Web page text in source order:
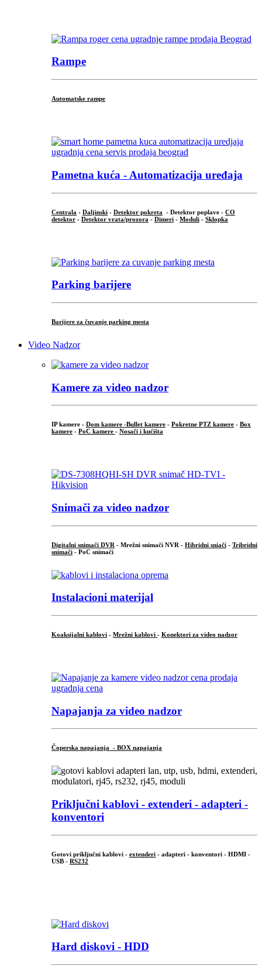
Rampe
Automatske rampe
Pametna kuća - Automatizacija uređaja
Centrala - Daljinski - Detektor pokreta - Detektor poplave - CO
detektor - Detektor vrata/prozora - Dimeri - Moduli - Sklopka
Parking barijere
Barijere za čuvanje parking mesta
Video Nadzor
Kamere za video nadzor
IP kamere - Dom kamere -Bullet kamere - Pokretne PTZ kamere - Box
kamere - PoC kamere - Nosači i kućišta
Snimači za video nadzor
Digitalni snimači DVR - Mrežni snimači NVR - Hibridni sniači - Tribridni
snimači - PoC snimači
Instalacioni materijal
Koaksijalni kablovi - Mrežni kablovi - Konektori za video nadzor
Napajanja za video nadzor
Čoperska napajanja - BOX napajanja
Priključni kablovi - extenderi - adapteri -
konventori
Gotovi priključni kablovi - extenderi - adapteri - konventori - HDMI -
USB - RS232
Hard diskovi - HDD